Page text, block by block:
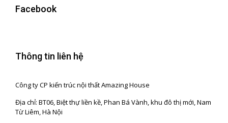
Facebook
Thông tin liên hệ
Công ty CP kiến trúc nội thất Amazing House
Địa chỉ: BT06, Biệt thự liền kề, Phan Bá Vành, khu đô thị mới, Nam
Từ Liêm, Hà Nội